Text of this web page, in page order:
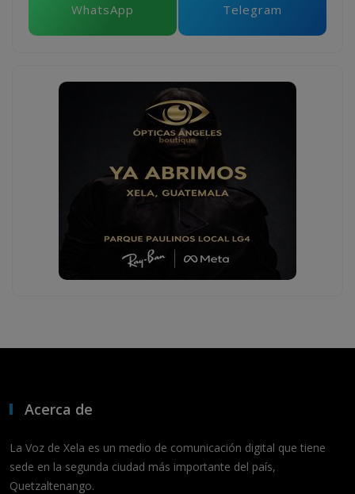
WhatsApp Telegram
Acerca de
La Voz de Xela es un medio de comunicación digital que tiene
sede en la segunda ciudad más importante del país,
Quetzaltenango.